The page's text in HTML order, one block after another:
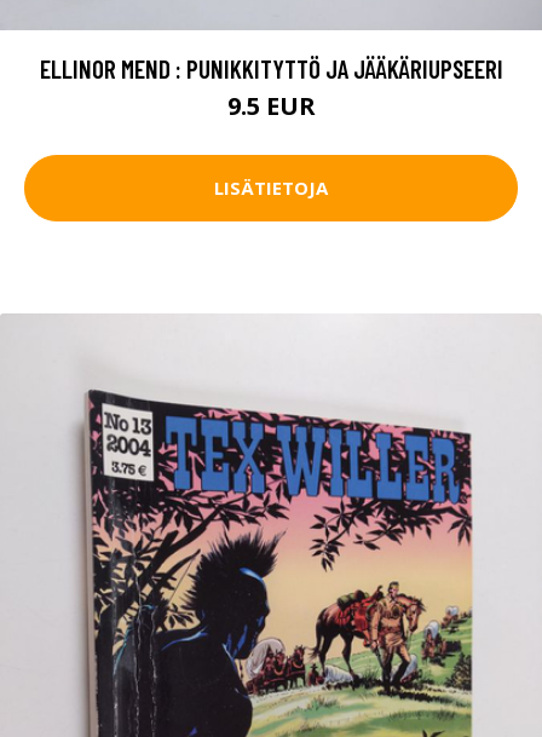
ELLINOR MEND : PUNIKKITYTTÖ JA JÄÄKÄRIUPSEERI
9.5 EUR
LISÄTIETOJA